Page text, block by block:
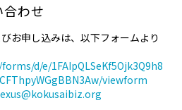
わせ
お申し込みは、以下フォームより
d/e/1FAIpQLSeKf5Ojk3Q9h8
viewform